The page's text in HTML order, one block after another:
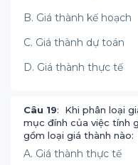
B. Giá thành kế hoạch
C. Giá thành dự toán
D. Giá thành thực tế
Câu 19: Khi phân loại
mục đính của việc tính
gồm loại giá thành nào:
A. Giá thành thực tế